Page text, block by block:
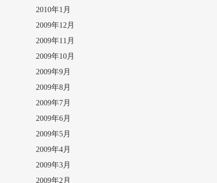
2010年1月
2009年12月
2009年11月
2009年10月
2009年9月
2009年8月
2009年7月
2009年6月
2009年5月
2009年4月
2009年3月
2009年2月